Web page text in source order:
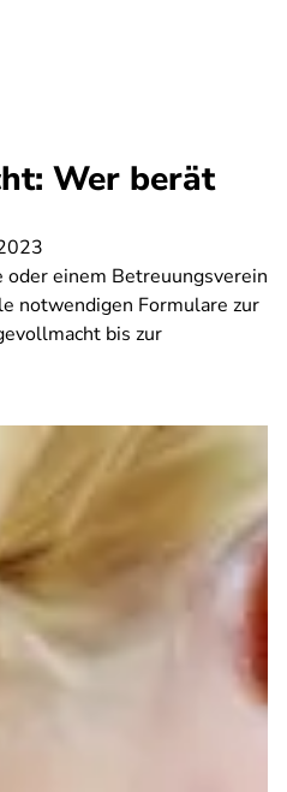
Wer berät
einem Betreuungsverein
notwendigen Formulare zur
bis zur